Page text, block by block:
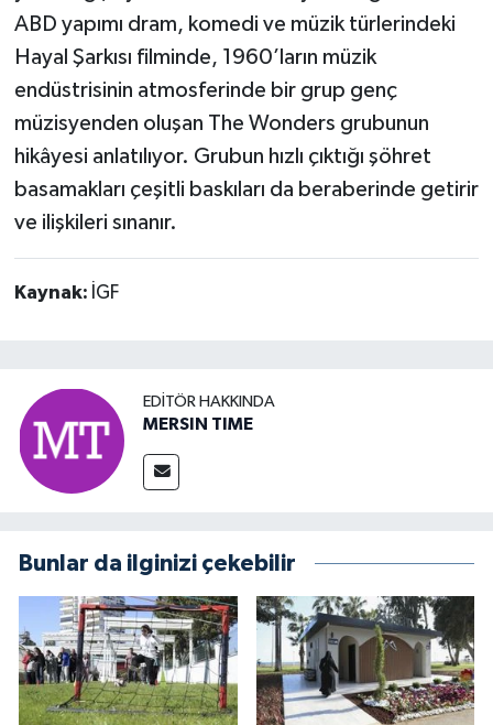
ABD yapımı dram, komedi ve müzik türlerindeki
Hayal Şarkısı filminde, 1960’ların müzik
endüstrisinin atmosferinde bir grup genç
müzisyenden oluşan The Wonders grubunun
hikâyesi anlatılıyor. Grubun hızlı çıktığı şöhret
basamakları çeşitli baskıları da beraberinde getirir
ve ilişkileri sınanır.
Kaynak: İGF
EDITÖR HAKKINDA
MERSIN TIME
Bunlar da ilginizi çekebilir